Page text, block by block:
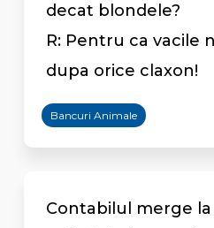
decat blondele?
R: Pentru ca vacile
dupa orice claxon!
Bancuri Animale
Contabilul merge